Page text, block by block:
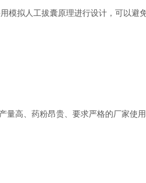
模拟人工拔囊原理进行设计，可以避
高、药粉昂贵、要求严格的厂家使用